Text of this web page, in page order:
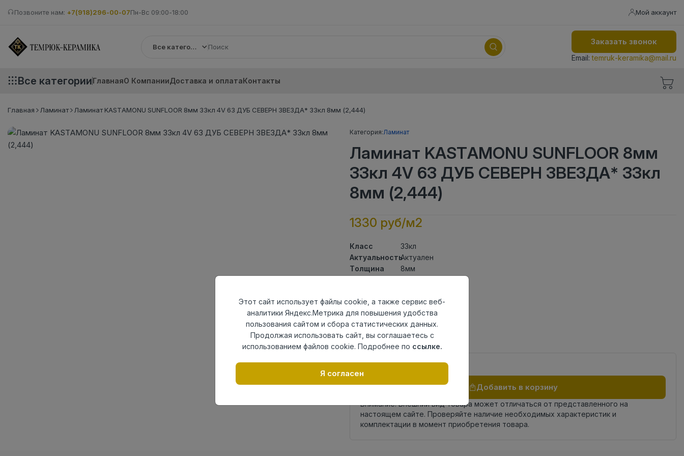
Позвоните нам: +7(918)296-00-07Пн-Вс 09:00-18:00 Мой аккаунт
Все категории
Заказать звонок
Email:temruk-keramika@mail.ru
Все категорииГлавнаяО КомпанииДоставка и оплатаКонтакты
Главная Ламинат Ламинат KASTAMONU SUNFLOOR 8мм 33кл 4V 63 ДУБ СЕВЕРН ЗВЕЗДА* 33кл 8мм (2,444)
Категория:Ламинат
Ламинат KASTAMONU SUNFLOOR 8мм
33кл 4V 63 ДУБ СЕВЕРН ЗВЕЗДА* 33кл
8мм (2,444)
1330 руб/м2
Класс
33кл
АктуальностьАктуален
Толщина
8мм
Теплый пол
до +27 градусов
Фаска
4V
Замок
UniClick
Страна
происхождения
Добавить в корзину
Внимание! Внешний вид товара может отличаться от представленного на
настоящем сайте. Проверяйте наличие необходимых характеристик и
комплектации в момент приобретения товара.
Этот сайт использует файлы cookie, а также сервис веб-
аналитики Яндекс.Метрика для повышения удобства
пользования сайтом и сбора статистических данных.
Продолжая использовать сайт, вы соглашаетесь с
использованием файлов cookie. Подробнее по ссылке.
Я согласен